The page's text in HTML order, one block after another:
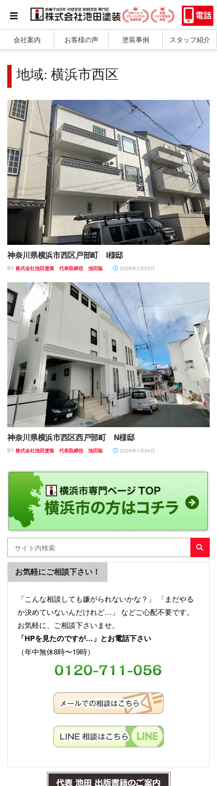
会社案内 お客様の声 塗装事例 スタッフ紹介
地域: 横浜市西区
神奈川県横浜市西区戸部町 I様邸
BY 株式会社池田塗装 代表取締役 池田聡 2026年2月23日
神奈川県横浜市西区西戸部町 N様邸
BY 株式会社池田塗装 代表取締役 池田聡 2024年1月24日
お気軽にご相談下さい！
「こんな相談しても嫌がられないかな？」 「まだやる
か決めていないんだけれど…」 などご心配不要です。
お気軽に、ご相談下さいませ。
「HPを見たのですが…」とお電話下さい
（年中無休8時〜19時）